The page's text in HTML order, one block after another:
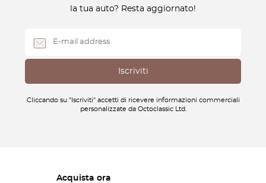
la tua auto? Resta aggiornato!
Cliccando su "Iscriviti" accetti di ricevere informazioni commerciali
personalizzate da Octoclassic Ltd.
Acquista ora